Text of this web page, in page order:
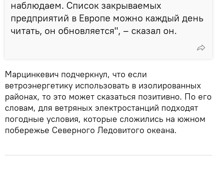
наблюдаем. Список закрываемых
предприятий в Европе можно каждый день
читать, он обновляется", – сказал он.
Марцинкевич подчеркнул, что если
ветроэнергетику использовать в изолированных
районах, то это может сказаться позитивно. По его
словам, для ветряных электростанций подходят
погодные условия, которые сложились на южном
побережье Северного Ледовитого океана.